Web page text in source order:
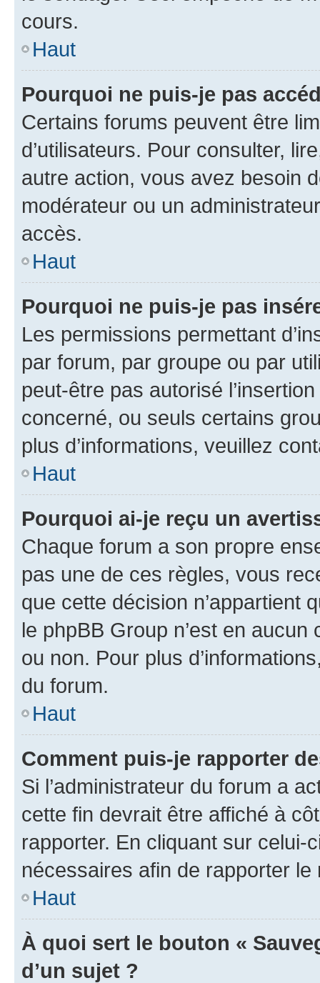
cours.
Haut
Pourquoi ne puis-je pas
Certains forums peuvent être
d’utilisateurs. Pour consulter,
autre action, vous avez besoin
modérateur ou un
accès.
Haut
Pourquoi ne puis-je pas
Les permissions permettant
par forum, par groupe ou par
peut-être pas autorisé
concerné, ou seuls certains
plus d’informations, veuillez
Haut
Pourquoi ai-je reçu un
Chaque forum a son propre
pas une de ces règles, vous
que cette décision n’appartient
le phpBB Group n’est en
ou non. Pour plus
du forum.
Haut
Comment puis-je rapporter
Si l’administrateur du forum a
cette fin devrait être affiché à
rapporter. En cliquant sur
nécessaires afin de rapporter le
Haut
À quoi sert le bouton «
d’un sujet ?